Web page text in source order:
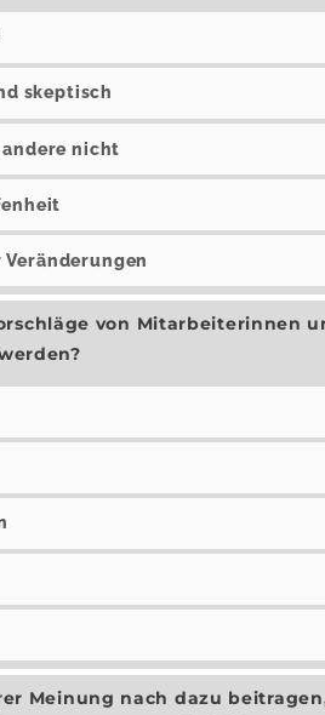
skeptisch
nicht
von Mitarbeiterinnen
Meinung nach dazu